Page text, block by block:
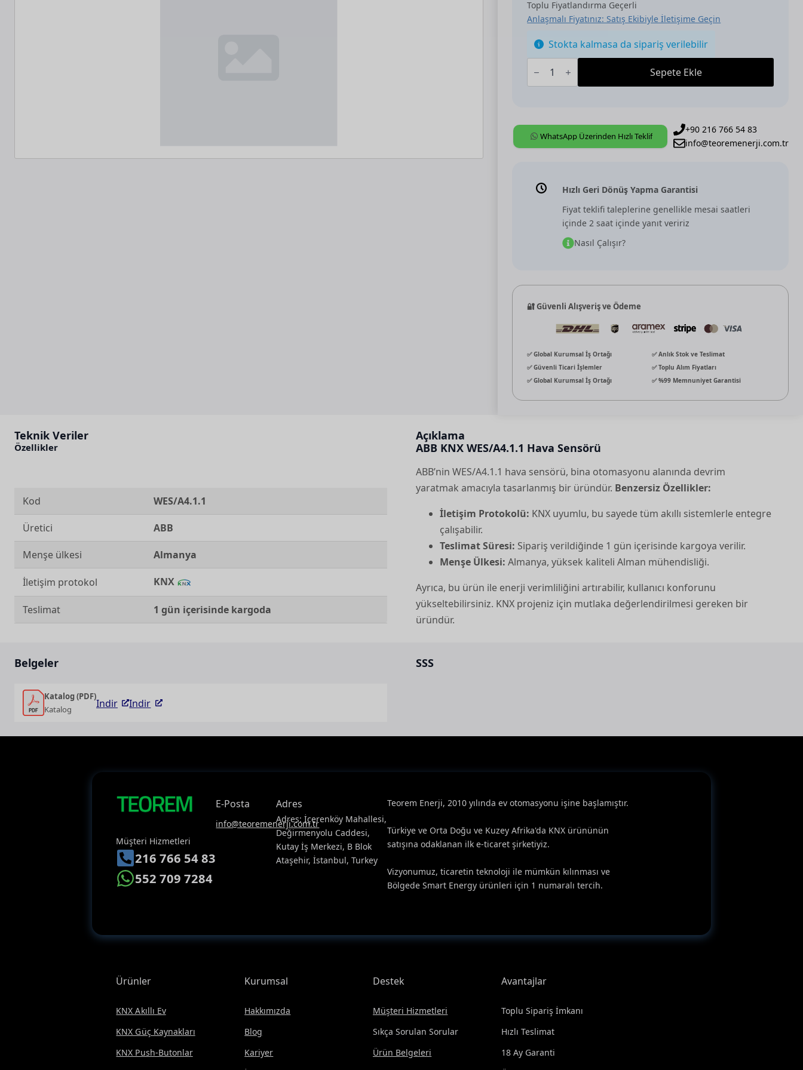
Belgeler
Katalog (PDF)
Katalog
Indir Indir
SSS
Teknik Veriler
Özellikler
Kod WES/A4.1.1
Üretici ABB
Menşe ülkesi Almanya
İletişim protokol KNX
Teslimat 1 gün içerisinde kargoda
Açıklama
ABB KNX WES/A4.1.1 Hava Sensörü
ABB’nin WES/A4.1.1 hava sensörü, bina otomasyonu alanında devrim
yaratmak amacıyla tasarlanmış bir üründür. Benzersiz Özellikler:
İletişim Protokolü: KNX uyumlu, bu sayede tüm akıllı sistemlerle entegre
çalışabilir.
Teslimat Süresi: Sipariş verildiğinde 1 gün içerisinde kargoya verilir.
Menşe Ülkesi: Almanya, yüksek kaliteli Alman mühendisliği.
Ayrıca, bu ürün ile enerji verimliliğini artırabilir, kullanıcı konforunu
yükseltebilirsiniz. KNX projeniz için mutlaka değerlendirilmesi gereken bir
üründür.
Toplu Fiyatlandırma Geçerli
Anlaşmalı Fiyatınız: Satış Ekibiyle İletişime Geçin
Stokta kalmasa da sipariş verilebilir
ABB
KNX
Teslimat
adet
Sepete Ekle
WhatsApp Üzerinden Hızlı Teklif
+90 216 766 54 83
info@teoremenerji.com.tr
Hızlı Geri Dönüş Yapma Garantisi
Fiyat teklifi taleplerine genellikle mesai saatleri
içinde 2 saat içinde yanıt veririz
Nasıl Çalışır?
🔐 Güvenli Alışveriş ve Ödeme
✅ Global Kurumsal İş Ortağı
✅ Anlık Stok ve Teslimat
✅ Güvenli Ticari İşlemler
✅ Toplu Alım Fiyatları
✅ Global Kurumsal İş Ortağı
✅ %99 Memnuniyet Garantisi
Müşteri Hizmetleri
216 766 54 83
552 709 7284
E-Posta
info@teoremenerji.com.tr
Adres
Adres: İçerenköy Mahallesi,
Değirmenyolu Caddesi,
Kutay İş Merkezi, B Blok
Ataşehir, İstanbul, Turkey
Teorem Enerji, 2010 yılında ev otomasyonu işine başlamıştır.
Türkiye ve Orta Doğu ve Kuzey Afrika'da KNX ürününün
satışına odaklanan ilk e-ticaret şirketiyiz.
Vizyonumuz, ticaretin teknoloji ile mümkün kılınması ve
Bölgede Smart Energy ürünleri için 1 numaralı tercih.
Ürünler
KNX Akıllı Ev
KNX Güç Kaynakları
KNX Push-Butonlar
Kurumsal
Hakkımızda
Blog
Kariyer
Destek
Müşteri Hizmetleri
Sıkça Sorulan Sorular
Ürün Belgeleri
Avantajlar
Toplu Sipariş İmkanı
Hızlı Teslimat
18 Ay Garanti